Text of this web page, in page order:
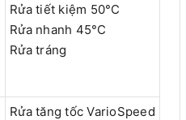
Rửa tiết kiệm 50°C
Rửa nhanh 45°C
Rửa tráng
Rửa tăng tốc VarioSpeed